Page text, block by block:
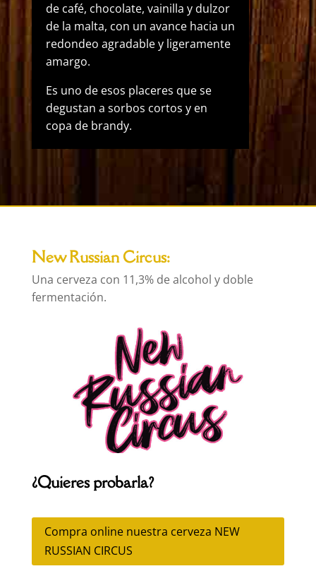
de café, chocolate, vainilla y dulzor
de la malta, con un avance hacia un
redondeo agradable y ligeramente
amargo.
Es uno de esos placeres que se
degustan a sorbos cortos y en
copa de brandy.
New Russian Circus:
Una cerveza con 11,3% de alcohol y doble
fermentación.
¿Quieres probarla?
Compra online nuestra cerveza NEW
RUSSIAN CIRCUS